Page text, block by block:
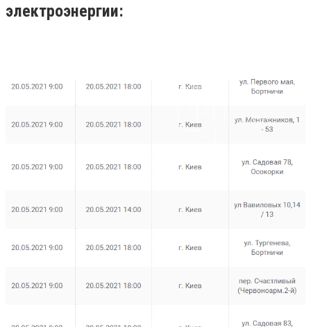
электроэнергии: